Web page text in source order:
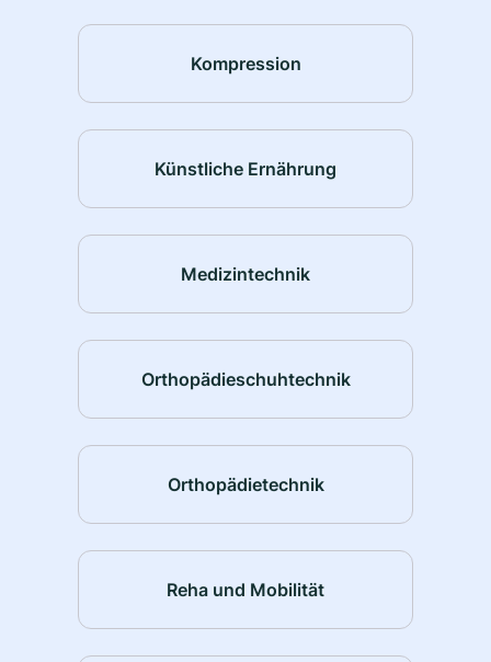
Kompression
Künstliche Ernährung
Medizintechnik
Orthopädieschuhtechnik
Orthopädietechnik
Reha und Mobilität